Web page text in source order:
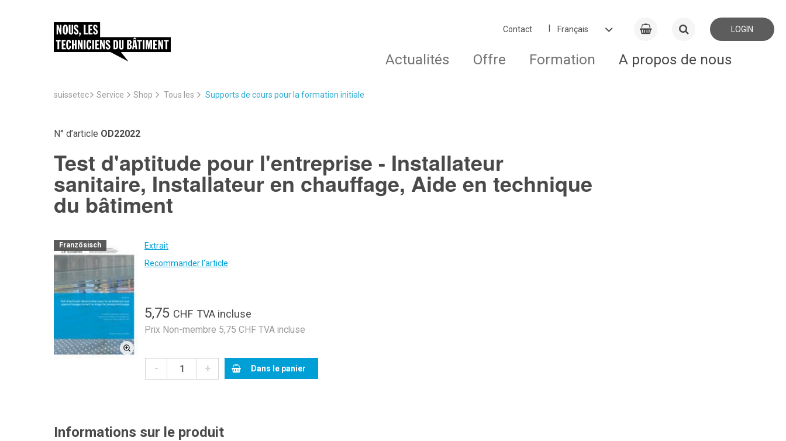
Contact LOGIN
Actualités Offre Formation A propos de nous
suissetec Service Shop Tous les Supports de cours pour la formation initiale
N° d’article OD22022
Test d'aptitude pour l'entreprise - Installateur
sanitaire, Installateur en chauffage, Aide en technique
du bâtiment
Französisch
Extrait
Recommander l'article
5,75 CHF TVA incluse
Prix Non-membre 5,75 CHF TVA incluse
- + Dans le panier
Informations sur le produit